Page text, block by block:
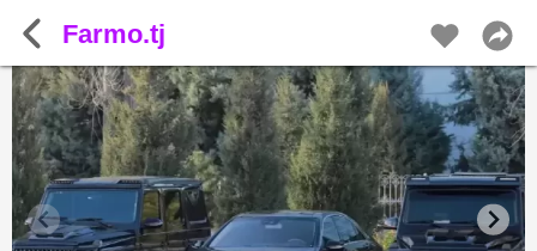
Farmo.tj